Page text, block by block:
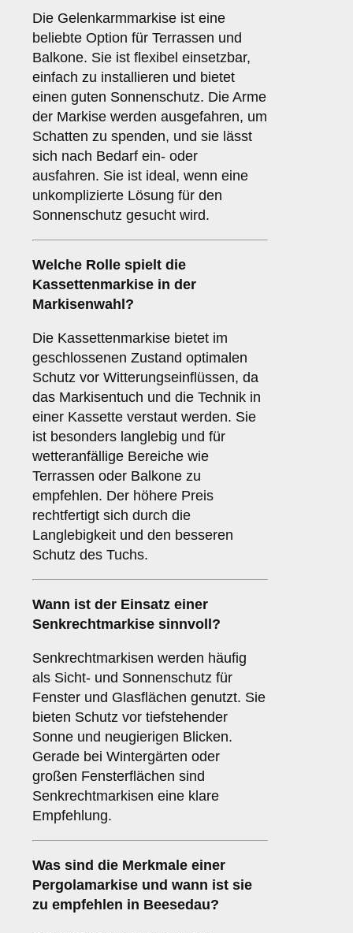
Die Gelenkarmmarkise ist eine
beliebte Option für Terrassen und
Balkone. Sie ist flexibel einsetzbar,
einfach zu installieren und bietet
einen guten Sonnenschutz. Die Arme
der Markise werden ausgefahren, um
Schatten zu spenden, und sie lässt
sich nach Bedarf ein- oder
ausfahren. Sie ist ideal, wenn eine
unkomplizierte Lösung für den
Sonnenschutz gesucht wird.
Welche Rolle spielt die
Kassettenmarkise in der
Markisenwahl?
Die Kassettenmarkise bietet im
geschlossenen Zustand optimalen
Schutz vor Witterungseinflüssen, da
das Markisentuch und die Technik in
einer Kassette verstaut werden. Sie
ist besonders langlebig und für
wetteranfällige Bereiche wie
Terrassen oder Balkone zu
empfehlen. Der höhere Preis
rechtfertigt sich durch die
Langlebigkeit und den besseren
Schutz des Tuchs.
Wann ist der Einsatz einer
Senkrechtmarkise sinnvoll?
Senkrechtmarkisen werden häufig
als Sicht- und Sonnenschutz für
Fenster und Glasflächen genutzt. Sie
bieten Schutz vor tiefstehender
Sonne und neugierigen Blicken.
Gerade bei Wintergärten oder
großen Fensterflächen sind
Senkrechtmarkisen eine klare
Empfehlung.
Was sind die Merkmale einer
Pergolamarkise und wann ist sie
zu empfehlen in Beesedau?